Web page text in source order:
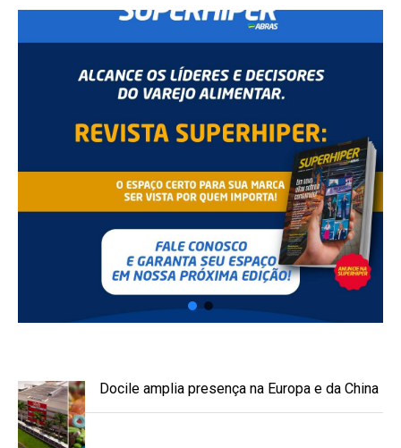
Docile amplia presença na Europa e da China